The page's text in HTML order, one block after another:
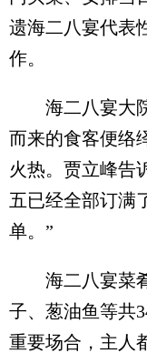
遗海二八宴代表
作。
海二八宴大院
而来的食客便络
火热。贾立峰告
五已经全部订满
单。”
海二八宴菜肴
子、葱油鱼等共
重要场合，主人